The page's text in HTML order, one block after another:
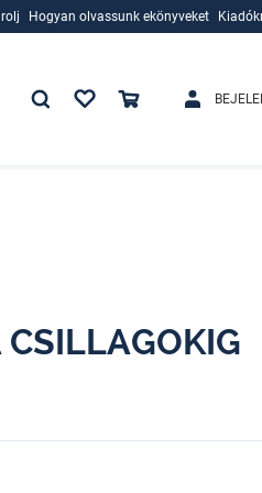
Hogyan olvassunk ekönyveket